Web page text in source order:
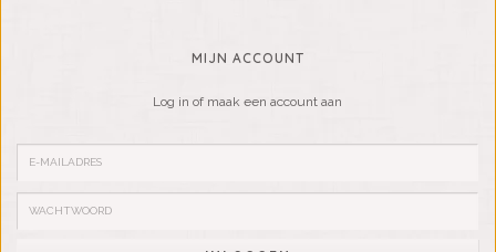
MIJN ACCOUNT
Log in of maak een account aan